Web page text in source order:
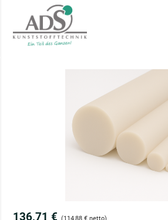
136,71 € (114,88 € netto)